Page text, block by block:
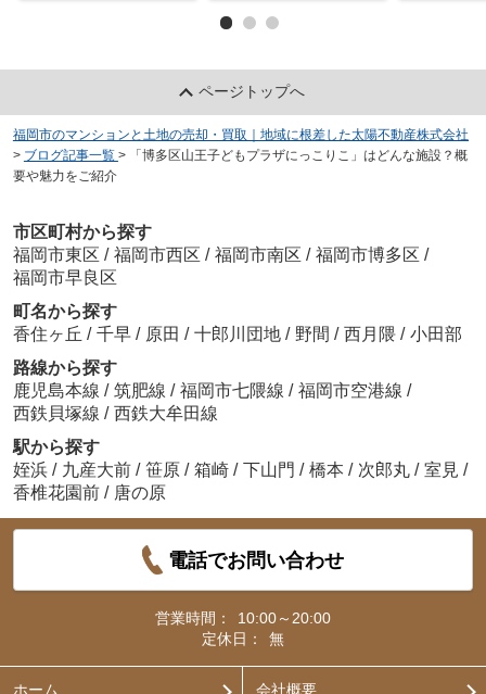
ページトップへ
福岡市のマンションと土地の売却・買取｜地域に根差した太陽不動産株式会社
> ブログ記事一覧 >
「博多区山王子どもプラザにっこりこ」はどんな施設？概
要や魅力をご紹介
市区町村から探す
福岡市東区 / 福岡市西区 / 福岡市南区 / 福岡市博多区 /
福岡市早良区
町名から探す
香住ヶ丘 / 千早 / 原田 / 十郎川団地 / 野間 / 西月隈 / 小田部
路線から探す
鹿児島本線 / 筑肥線 / 福岡市七隈線 / 福岡市空港線 /
西鉄貝塚線 / 西鉄大牟田線
駅から探す
姪浜 / 九産大前 / 笹原 / 箱崎 / 下山門 / 橋本 / 次郎丸 / 室見 /
香椎花園前 / 唐の原
電話でお問い合わせ
営業時間：
10:00～20:00
定休日：
無
ホーム 会社概要